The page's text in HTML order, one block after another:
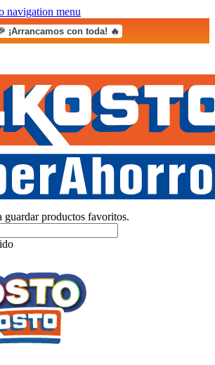
navigation menu
¡Arrancamos con toda! 🔥
guardar productos favoritos.